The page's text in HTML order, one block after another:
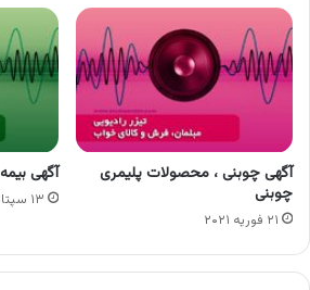
آگهی چوبنی ، محصولات پلیمری
چوبنی
۲۱ فوریه ۲۰۲۱
آگهی
۱۳ سپتامبر ۲۰۲۳